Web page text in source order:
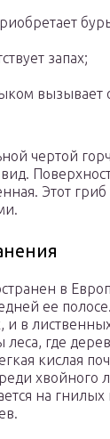
запах;
вызывает
чертой
Этот гриб
в
ее
и в
где
кислая
хвойного
на